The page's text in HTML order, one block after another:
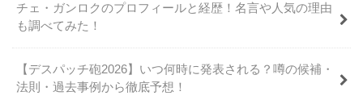
チェ・ガンロクのプロフィールと経歴！名言や人気の理由
も調べてみた！
【デスパッチ砲2026】いつ何時に発表される？噂の候補・
法則・過去事例から徹底予想！